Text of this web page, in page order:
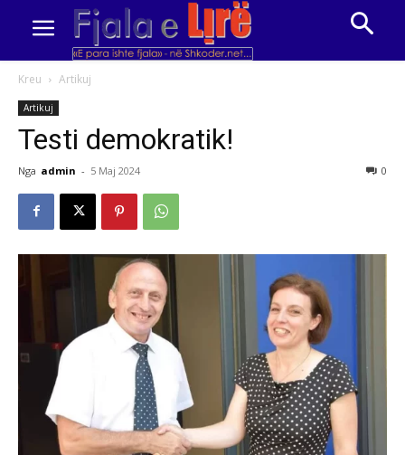
Kreu Artikuj
Artikuj
Testi demokratik!
Nga admin - 5 Maj 2024 0